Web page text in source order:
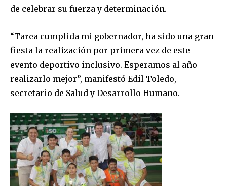
Join our community of
SUBSCRIBERS and be part of the
To subscribe, simply enter your email address on our website
or click the subscribe button below. Don't worry, we respect
your privacy and won't spam your inbox. Your information is
safe with us.
de celebrar su fuerza y determinación.
“Tarea cumplida mi gobernador, ha sido una gran
fiesta la realización por primera vez de este
evento deportivo inclusivo. Esperamos al año
realizarlo mejor”, manifestó Edil Toledo,
secretario de Salud y Desarrollo Humano.